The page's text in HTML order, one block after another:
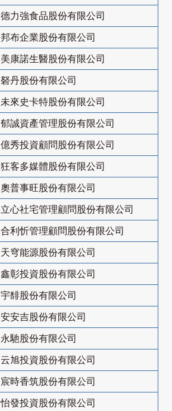
德力強食品股份有限公司
邦布企業股份有限公司
美康諾生醫股份有限公司
砮丹股份有限公司
未來史卡特股份有限公司
郁誠資產管理股份有限公司
億秀投資顧問股份有限公司
狂客多媒體股份有限公司
奧普事旺股份有限公司
立心社宅管理顧問股份有限公司
合利忻管理顧問股份有限公司
天穹能源股份有限公司
鑫彰投資股份有限公司
宇馡股份有限公司
安安吉股份有限公司
永馳股份有限公司
云旭投資股份有限公司
宸時香筑股份有限公司
怡發投資股份有限公司